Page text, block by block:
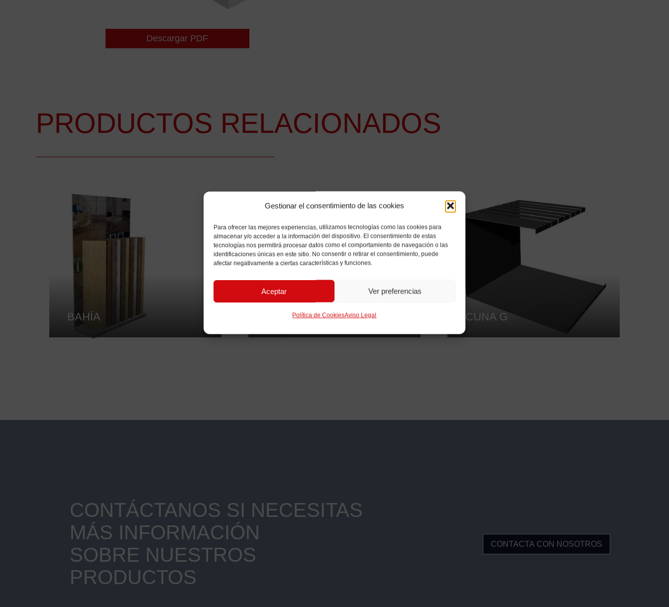
Gestionar el consentimiento de las cookies
Para ofrecer las mejores experiencias, utilizamos tecnologías como las cookies para
almacenar y/o acceder a la información del dispositivo. El consentimiento de estas
tecnologías nos permitirá procesar datos como el comportamiento de navegación o las
identificaciones únicas en este sitio. No consentir o retirar el consentimiento, puede
afectar negativamente a ciertas características y funciones.
Aceptar Ver preferencias
Política de CookiesAviso Legal
Descargar PDF
PRODUCTOS RELACIONADOS
BAHÍA BÁSICA CUNA G
CONTÁCTANOS SI NECESITAS
MÁS INFORMACIÓN
SOBRE NUESTROS
PRODUCTOS
CONTACTA CON NOSOTROS